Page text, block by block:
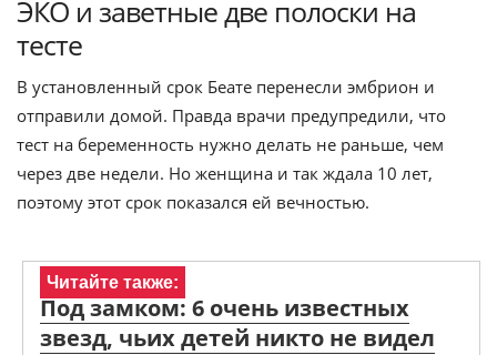
ЭКО и заветные две полоски на
тесте
В установленный срок Беате перенесли эмбрион и
отправили домой. Правда врачи предупредили, что
тест на беременность нужно делать не раньше, чем
через две недели. Но женщина и так ждала 10 лет,
поэтому этот срок показался ей вечностью.
Читайте также:
Под замком: 6 очень известных
звезд, чьих детей никто не видел